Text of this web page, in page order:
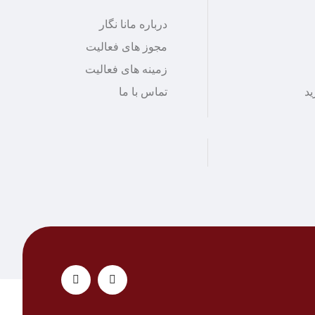
درباره مانا نگار
مجوز های فعالیت
زمینه های فعالیت
تماس با ما